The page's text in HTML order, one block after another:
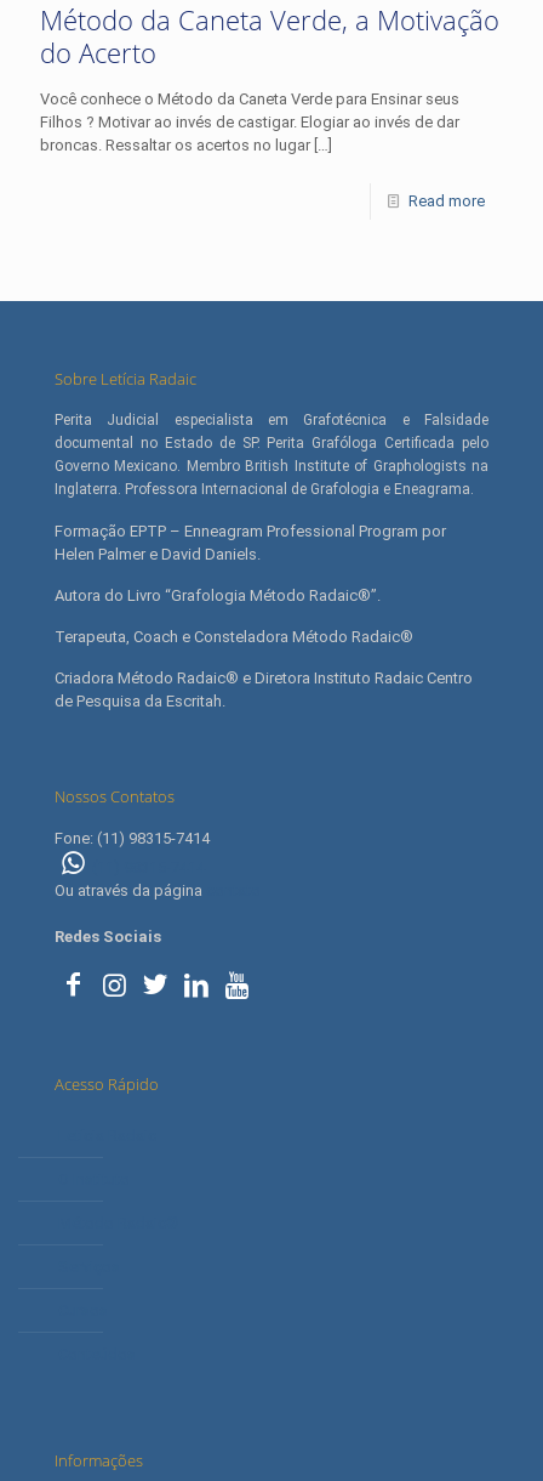
Método da Caneta Verde, a Motivação
do Acerto
Você conhece o Método da Caneta Verde para Ensinar seus
Filhos ? Motivar ao invés de castigar. Elogiar ao invés de dar
broncas. Ressaltar os acertos no lugar […]
Read more
Sobre Letícia Radaic
Perita Judicial especialista em Grafotécnica e Falsidade
documental no Estado de SP. Perita Grafóloga Certificada pelo
Governo Mexicano. Membro British Institute of Graphologists na
Inglaterra. Professora Internacional de Grafologia e Eneagrama.
Formação EPTP – Enneagram Professional Program por
Helen Palmer e David Daniels.
Autora do Livro “Grafologia Método Radaic®”.
Terapeuta, Coach e Consteladora Método Radaic®
Criadora Método Radaic® e Diretora Instituto Radaic Centro
de Pesquisa da Escritah.
Nossos Contatos
Fone: (11) 98315-7414
Ou através da página
Redes Sociais
Acesso Rápido
Informações